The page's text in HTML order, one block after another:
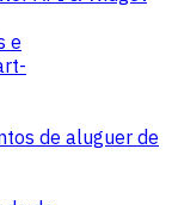
e
de aluguer de